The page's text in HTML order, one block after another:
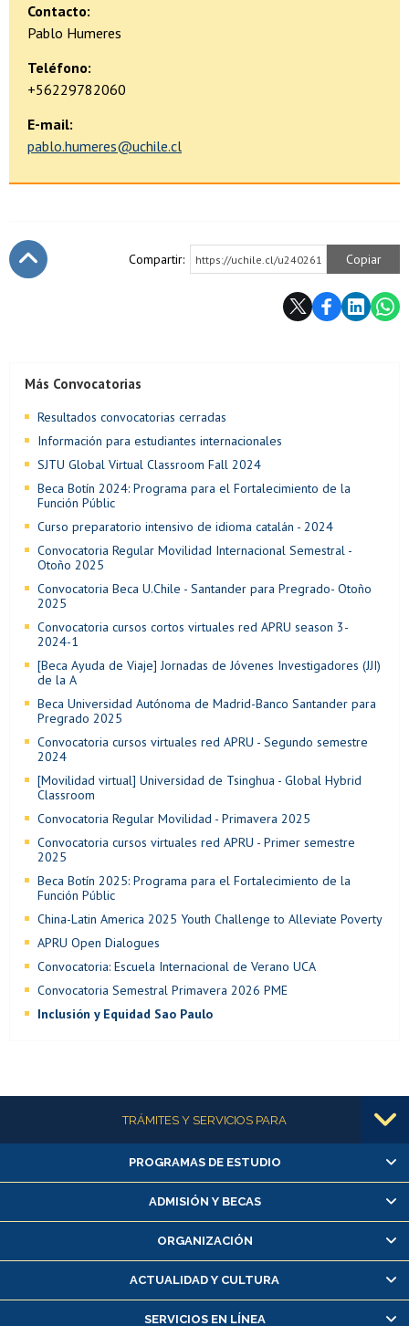
Contacto:
Pablo Humeres
Teléfono:
+56229782060
E-mail:
pablo.humeres@uchile.cl
Compartir: https://uchile.cl/u240261 Copiar
Más Convocatorias
Resultados convocatorias cerradas
Información para estudiantes internacionales
SJTU Global Virtual Classroom Fall 2024
Beca Botín 2024: Programa para el Fortalecimiento de la
Función Públic
Curso preparatorio intensivo de idioma catalán - 2024
Convocatoria Regular Movilidad Internacional Semestral -
Otoño 2025
Convocatoria Beca U.Chile - Santander para Pregrado- Otoño
2025
Convocatoria cursos cortos virtuales red APRU season 3-
2024-1
[Beca Ayuda de Viaje] Jornadas de Jóvenes Investigadores (JJI)
de la A
Beca Universidad Autónoma de Madrid-Banco Santander para
Pregrado 2025
Convocatoria cursos virtuales red APRU - Segundo semestre
2024
[Movilidad virtual] Universidad de Tsinghua - Global Hybrid
Classroom
Convocatoria Regular Movilidad - Primavera 2025
Convocatoria cursos virtuales red APRU - Primer semestre
2025
Beca Botín 2025: Programa para el Fortalecimiento de la
Función Públic
China-Latin America 2025 Youth Challenge to Alleviate Poverty
APRU Open Dialogues
Convocatoria: Escuela Internacional de Verano UCA
Convocatoria Semestral Primavera 2026 PME
Inclusión y Equidad Sao Paulo
Más informaciónTRÁMITES Y SERVICIOS PARA
Alumnas/os y exalumnas/os
Matrícula en línea
Inscripción y cambio de asignaturas
Consulta y certificado de notas
Servicio médico y dental
Pago de arancel y crédito alumnos
PROGRAMAS DE ESTUDIO
ADMISIÓN Y BECAS
ORGANIZACIÓN
ACTUALIDAD Y CULTURA
SERVICIOS EN LÍNEA